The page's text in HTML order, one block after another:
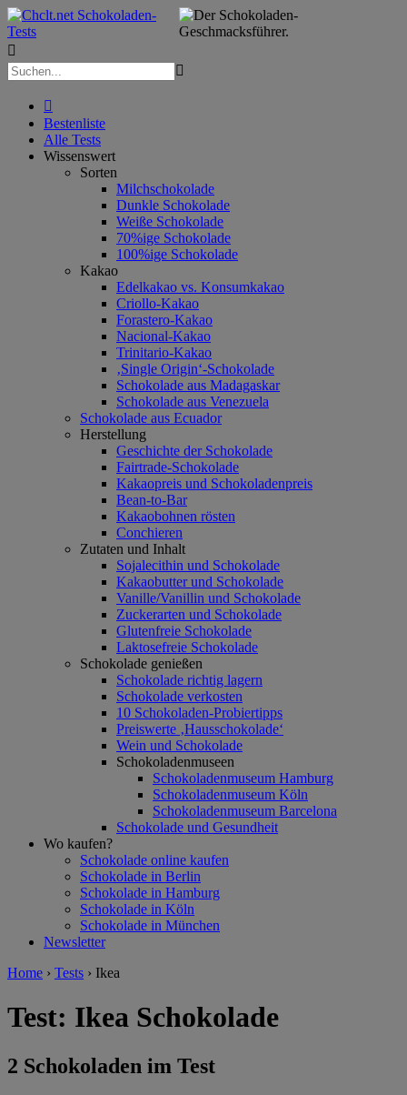



Bestenliste
Alle Tests
Wissenswert
Sorten
Milchschokolade
Dunkle Schokolade
Weiße Schokolade
70%ige Schokolade
100%ige Schokolade
Kakao
Edelkakao vs. Konsumkakao
Criollo-Kakao
Forastero-Kakao
Nacional-Kakao
Trinitario-Kakao
‚Single Origin‘-Schokolade
Schokolade aus Madagaskar
Schokolade aus Venezuela
Schokolade aus Ecuador
Herstellung
Geschichte der Schokolade
Fairtrade-Schokolade
Kakaopreis und Schokoladenpreis
Bean-to-Bar
Kakaobohnen rösten
Conchieren
Zutaten und Inhalt
Sojalecithin und Schokolade
Kakaobutter und Schokolade
Vanille/Vanillin und Schokolade
Zuckerarten und Schokolade
Glutenfreie Schokolade
Laktosefreie Schokolade
Schokolade genießen
Schokolade richtig lagern
Schokolade verkosten
10 Schokoladen-Probiertipps
Preiswerte ‚Hausschokolade‘
Wein und Schokolade
Schokoladenmuseen
Schokoladenmuseum Hamburg
Schokoladenmuseum Köln
Schokoladenmuseum Barcelona
Schokolade und Gesundheit
Wo kaufen?
Schokolade online kaufen
Schokolade in Berlin
Schokolade in Hamburg
Schokolade in Köln
Schokolade in München
Newsletter
Home › Tests › Ikea
Test: Ikea Schokolade
2 Schokoladen im Test